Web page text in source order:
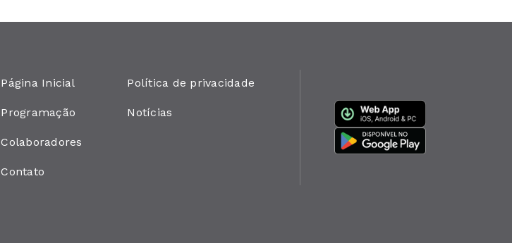
Página Inicial
Programação
Colaboradores
Contato
Política de privacidade
Notícias